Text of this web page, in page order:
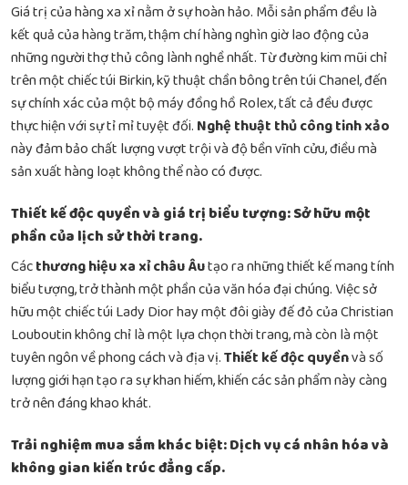
Giá trị của hàng xa xỉ nằm ở sự hoàn hảo. Mỗi sản phẩm đều là
kết quả của hàng trăm, thậm chí hàng nghìn giờ lao động của
những người thợ thủ công lành nghề nhất. Từ đường kim mũi chỉ
trên một chiếc túi Birkin, kỹ thuật chần bông trên túi Chanel, đến
sự chính xác của một bộ máy đồng hồ Rolex, tất cả đều được
thực hiện với sự tỉ mỉ tuyệt đối. Nghệ thuật thủ công tinh xảo
này đảm bảo chất lượng vượt trội và độ bền vĩnh cửu, điều mà
sản xuất hàng loạt không thể nào có được.
Thiết kế độc quyền và giá trị biểu tượng: Sở hữu một
phần của lịch sử thời trang.
Cácthương hiệu xa xỉ châu Âutạo ra những thiết kế mang tính
biểu tượng, trở thành một phần của văn hóa đại chúng. Việc sở
hữu một chiếc túi Lady Dior hay một đôi giày đế đỏ của Christian
Louboutin không chỉ là một lựa chọn thời trang, mà còn là một
tuyên ngôn về phong cách và địa vị.Thiết kế độc quyềnvà số
lượng giới hạn tạo ra sự khan hiếm, khiến các sản phẩm này càng
trở nên đáng khao khát.
Trải nghiệm mua sắm khác biệt: Dịch vụ cá nhân hóa và
không gian kiến trúc đẳng cấp.